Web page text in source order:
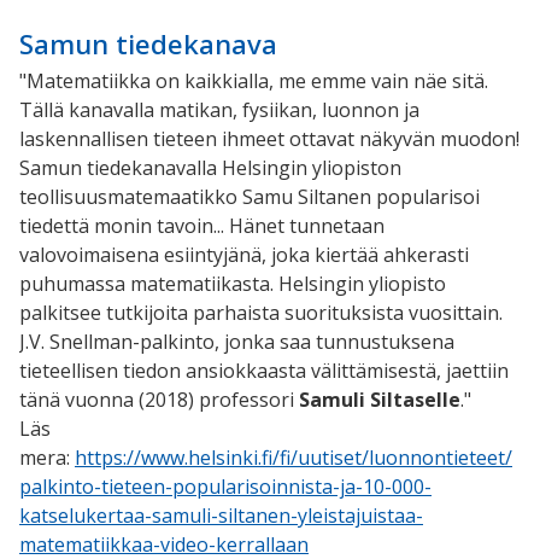
Samun tiedekanava
"Matematiikka on kaikkialla, me emme vain näe sitä.
Tällä kanavalla matikan, fysiikan, luonnon ja
laskennallisen tieteen ihmeet ottavat näkyvän muodon!
Samun tiedekanavalla Helsingin yliopiston
teollisuusmatemaatikko Samu Siltanen popularisoi
tiedettä monin tavoin... Hänet tunnetaan
valovoimaisena esiintyjänä, joka kiertää ahkerasti
puhumassa matematiikasta. Helsingin yliopisto
palkitsee tutkijoita parhaista suorituksista vuosittain.
J.V. Snellman-palkinto, jonka saa tunnustuksena
tieteellisen tiedon ansiokkaasta välittämisestä, jaettiin
tänä vuonna (2018) professori Samuli Siltaselle."
Läs
mera: https://www.helsinki.fi/fi/uutiset/luonnontieteet/
palkinto-tieteen-popularisoinnista-ja-10-000-
katselukertaa-samuli-siltanen-yleistajuistaa-
matematiikkaa-video-kerrallaan